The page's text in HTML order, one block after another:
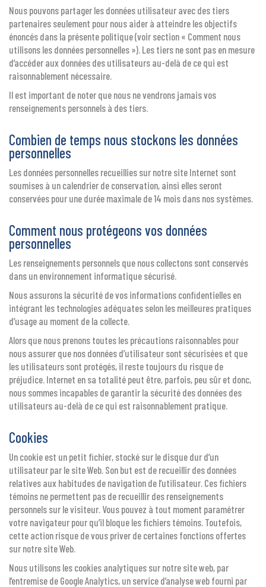
Nous pouvons partager les données utilisateur avec des tiers
partenaires seulement pour nous aider à atteindre les objectifs
énoncés dans la présente politique (voir section « Comment nous
utilisons les données personnelles »). Les tiers ne sont pas en mesure
d’accéder aux données des utilisateurs au-delà de ce qui est
raisonnablement nécessaire.
Il est important de noter que nous ne vendrons jamais vos
renseignements personnels à des tiers.
Combien de temps nous stockons les données
personnelles
Les données personnelles recueillies sur notre site Internet sont
soumises à un calendrier de conservation, ainsi elles seront
conservées pour une durée maximale de 14 mois dans nos systèmes.
Comment nous protégeons vos données
personnelles
Les renseignements personnels que nous collectons sont conservés
dans un environnement informatique sécurisé.
Nous assurons la sécurité de vos informations confidentielles en
intégrant les technologies adéquates selon les meilleures pratiques
d’usage au moment de la collecte.
Alors que nous prenons toutes les précautions raisonnables pour
nous assurer que nos données d’utilisateur sont sécurisées et que
les utilisateurs sont protégés, il reste toujours du risque de
préjudice. Internet en sa totalité peut être, parfois, peu sûr et donc,
nous sommes incapables de garantir la sécurité des données des
utilisateurs au-delà de ce qui est raisonnablement pratique.
Cookies
Un cookie est un petit fichier, stocké sur le disque dur d’un
utilisateur par le site Web. Son but est de recueillir des données
relatives aux habitudes de navigation de l’utilisateur. Ces fichiers
témoins ne permettent pas de recueillir des renseignements
personnels sur le visiteur. Vous pouvez à tout moment paramétrer
votre navigateur pour qu’il bloque les fichiers témoins. Toutefois,
cette action risque de vous priver de certaines fonctions offertes
sur notre site Web.
Nous utilisons les cookies analytiques sur notre site web, par
l’entremise de Google Analytics, un service d’analyse web fourni par